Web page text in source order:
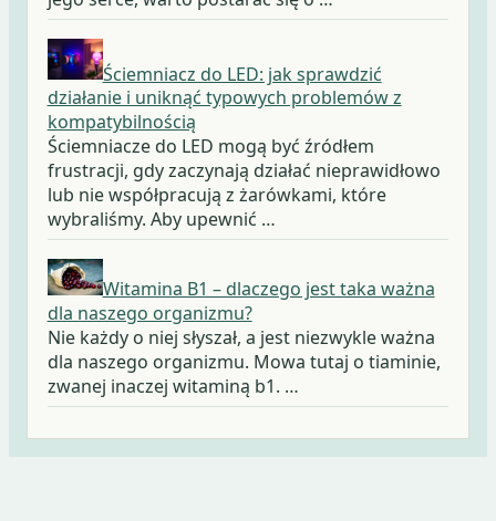
Ściemniacz do LED: jak sprawdzić
działanie i uniknąć typowych problemów z
kompatybilnością
Ściemniacze do LED mogą być źródłem
frustracji, gdy zaczynają działać nieprawidłowo
lub nie współpracują z żarówkami, które
wybraliśmy. Aby upewnić …
Witamina B1 – dlaczego jest taka ważna
dla naszego organizmu?
Nie każdy o niej słyszał, a jest niezwykle ważna
dla naszego organizmu. Mowa tutaj o tiaminie,
zwanej inaczej witaminą b1. …